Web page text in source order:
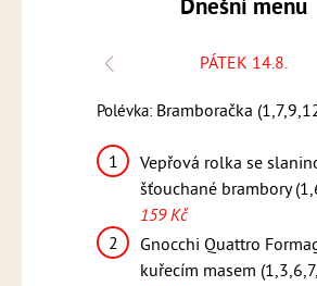
Dnešní menu
PÁTEK 14.8.
Polévka: Bramboračka
1
Vepřová rolka se
šťouchané brambory
159 Kč
2
Gnocchi Quattro
kuřecím masem